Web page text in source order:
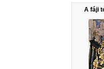
A fáji